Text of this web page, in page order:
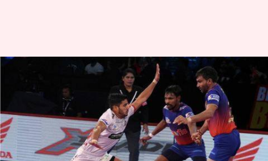
प्रो कबड्डी लीग: जानें लीग के सारे
नियम और अहम जानकारियां
लेखन Neeraj Pandey Nov 26, 2018 07:07 pm
क्या है खबर?